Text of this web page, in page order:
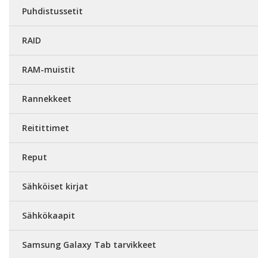
Puhdistussetit
RAID
RAM-muistit
Rannekkeet
Reitittimet
Reput
Sähköiset kirjat
Sähkökaapit
Samsung Galaxy Tab tarvikkeet